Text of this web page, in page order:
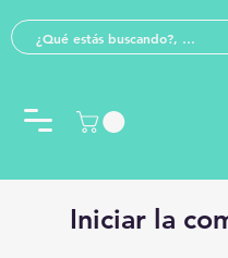
Iniciar la